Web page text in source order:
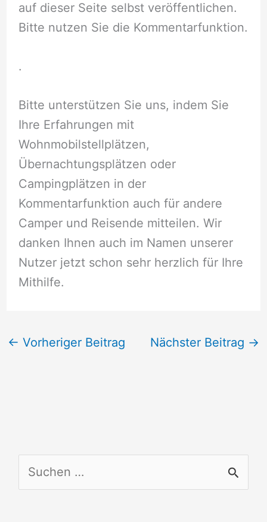
auf dieser Seite selbst veröffentlichen.
Bitte nutzen Sie die Kommentarfunktion.
.
Bitte unterstützen Sie uns, indem Sie
Ihre Erfahrungen mit
Wohnmobilstellplätzen,
Übernachtungsplätzen oder
Campingplätzen in der
Kommentarfunktion auch für andere
Camper und Reisende mitteilen. Wir
danken Ihnen auch im Namen unserer
Nutzer jetzt schon sehr herzlich für Ihre
Mithilfe.
← Vorheriger Beitrag Nächster Beitrag →
u